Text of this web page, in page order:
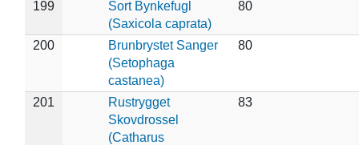
199
Sort Bynkefugl
(Saxicola caprata)
80
200
Brunbrystet Sanger
(Setophaga
castanea)
80
201
Rustrygget
Skovdrossel
(Catharus
83